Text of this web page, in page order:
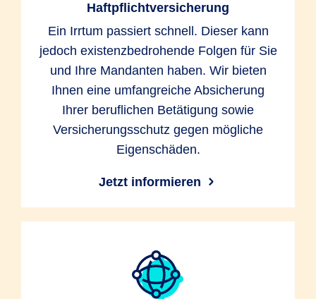
Haftpflichtversicherung
Ein Irrtum passiert schnell. Dieser kann
jedoch existenzbedrohende Folgen für Sie
und Ihre Mandanten haben. Wir bieten
Ihnen eine umfangreiche Absicherung
Ihrer beruflichen Betätigung sowie
Versicherungsschutz gegen mögliche
Eigenschäden.
Jetzt informieren